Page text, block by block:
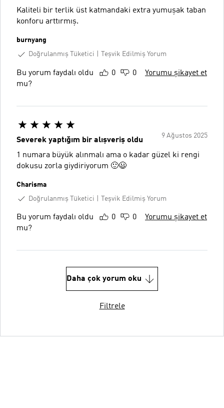
Kaliteli bir terlik üst katmandaki extra yumuşak taban
konforu arttırmış.
burnyang
Doğrulanmış Tüketici
Teşvik Edilmiş Yorum
Bu yorum faydalı oldu
mu?
0 0 Yorumu şikayet et
9 Ağustos 2025
Severek yaptığım bir alışveriş oldu
1 numara büyük alınmalı ama o kadar güzel ki rengi
dokusu zorla giydiriyorum 🙂😃
Charisma
Doğrulanmış Tüketici
Teşvik Edilmiş Yorum
Bu yorum faydalı oldu
mu?
0 0 Yorumu şikayet et
Daha çok yorum oku
Filtrele